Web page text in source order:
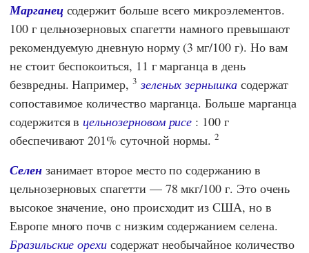
Марганецсодержит больше всего микроэлементов.
100 г цельнозерновых спагетти намного превышают
рекомендуемую дневную норму (3 мг/100 г). Но вам
не стоит беспокоиться, 11 г марганца в день
безвредны. Например, 3 зеленых зернышкасодержат
сопоставимое количество марганца. Больше марганца
содержится в цельнозерновом рисе : 100 г
обеспечивают 201% суточной нормы.2
Селензанимает второе место по содержанию в
цельнозерновых спагетти — 78 мкг/100 г. Это очень
высокое значение, оно происходит из США, но в
Европе много почв с низким содержанием селена.
Бразильские орехи содержат необычайное количество